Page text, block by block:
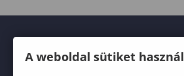
A weboldal sütiket használ